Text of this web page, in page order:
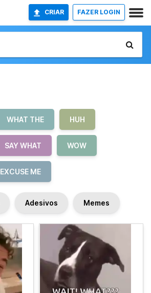
CRIAR FAZER LOGIN
WHAT THE HUH
SAY WHAT WOW
EXCUSE ME
Adesivos Memes